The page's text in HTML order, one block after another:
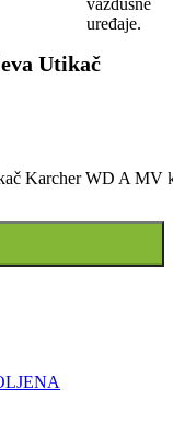
Utikač
Karcher WD A MV